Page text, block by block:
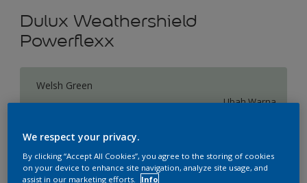
Dulux Weathershield
Powerflexx
Welsh Green
Ubah Warna
Ukuran
20 L
We respect your privacy.
By clicking “Accept All Cookies”, you agree to the storing of cookies
on your device to enhance site navigation, analyze site usage, and
assist in our marketing efforts.
Info